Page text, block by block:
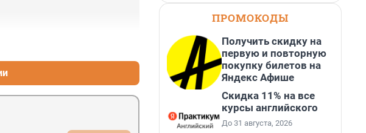
ПРОМОКОДЫ
Получить скидку на
первую и повторную
покупку билетов на
Яндекс Афише
Скидка 11% на все
курсы английского
До 31 августа, 2026